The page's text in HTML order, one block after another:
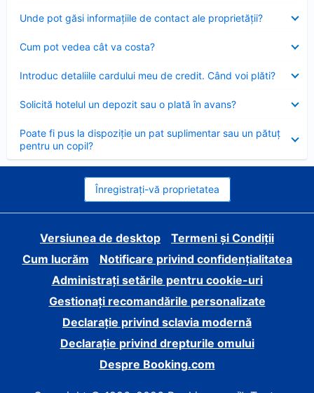
Unde pot găsi informațiile de contact ale proprietății?
închis
Cum pot vedea cât va costa?
închis
Introduc detaliile cardului meu de credit. Când voi plăti?
închis
Solicită hotelul un depozit sau o plată în avans?
închis
Poate fi pus la dispoziție un pat suplimentar sau un pătuț
pentru un copil?
închis
Înregistrați-vă proprietatea
Versiunea de desktop
Termeni și Condiții
Cum lucrăm
Notificare privind confidențialitatea
Administrați setările pentru cookie-uri
Gestionați recomandările personalizate
Declarație privind sclavia modernă
Declarație privind drepturile omului
Despre Booking.com